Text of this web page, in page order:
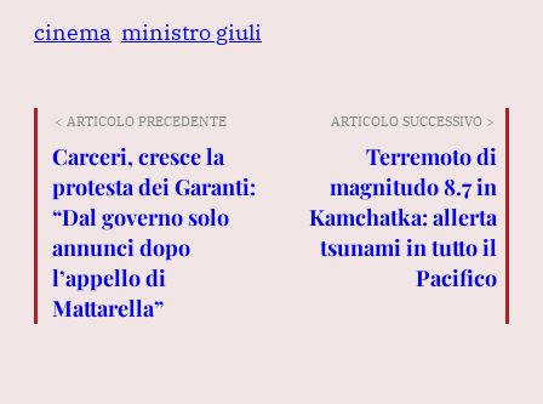
cinema ministro giuli
< ARTICOLO PRECEDENTE
Carceri, cresce la
protesta dei Garanti:
“Dal governo solo
annunci dopo
l’appello di
Mattarella”
ARTICOLO SUCCESSIVO >
Terremoto di
magnitudo 8.7 in
Kamchatka: allerta
tsunami in tutto il
Pacifico